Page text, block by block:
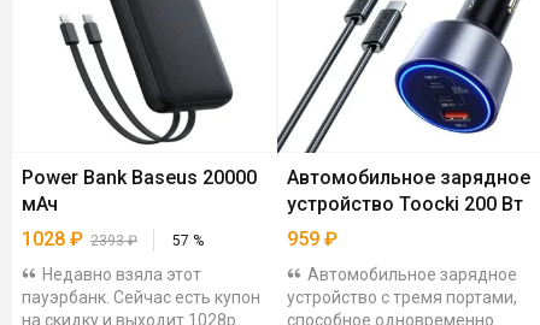
Power Bank Baseus 20000
мАч
1028 ₽ 2393₽ 57 %
Недавно взяла этот
пауэрбанк. Сейчас есть купон
на скидку и выходит 1028р.
Автомобильное зарядное
устройство Toocki 200 Вт
959 ₽
Автомобильное зарядное
устройство с тремя портами,
способное одновременно